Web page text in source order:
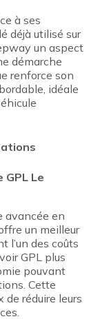
à ses
déjà utilisé sur
un aspect
démarche
renforce son
idéale
GPL Le
avancée en
un meilleur
l’un des coûts
GPL plus
pouvant
Cette
de réduire leurs